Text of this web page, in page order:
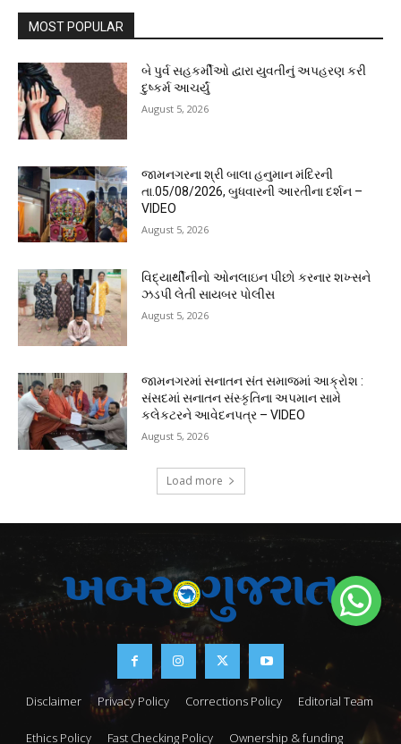
MOST POPULAR
બે પુર્વ સહકર્મીઓ દ્વારા યુવતીનું અપહરણ કરી
દુષ્કર્મ આચર્યું
August 5, 2026
જામનગરના શ્રી બાલા હનુમાન મંદિરની
તા.05/08/2026, બુધવારની આરતીના દર્શન –
VIDEO
August 5, 2026
વિદ્યાર્થીનીનો ઓનલાઇન પીછો કરનાર શખ્સને
ઝડપી લેતી સાયબર પોલીસ
August 5, 2026
જામનગરમાં સનાતન સંત સમાજમાં આક્રોશ :
સંસદમાં સનાતન સંસ્કૃતિના અપમાન સામે
કલેકટરને આવેદનપત્ર – VIDEO
August 5, 2026
Load more
Disclaimer Privacy Policy Corrections Policy Editorial Team
Ethics Policy Fast Checking Policy Ownership & funding